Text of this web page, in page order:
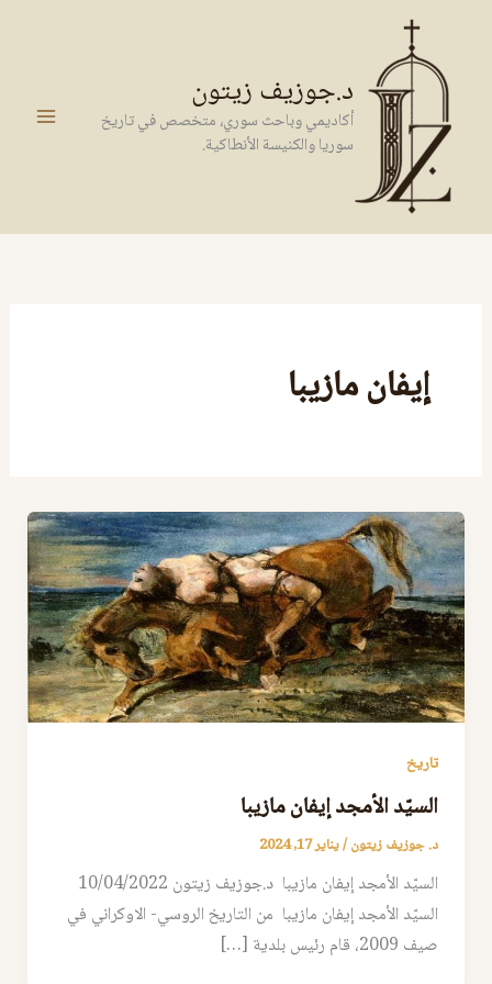
المحتوى
د.جوزيف زيتون
أكاديمي وباحث سوري، متخصص في تاريخ
سوريا والكنيسة الأنطاكية.
إيفان مازيبا
تاريخ
السيّد الأمجد إيفان مازيبا
د. جوزيف زيتون/يناير 17, 2024
السيّد الأمجد إيفان مازيبا د.جوزيف زيتون 10/04/2022
السيّد الأمجد إيفان مازيبا من التاريخ الروسي- الاوكراني في
صيف 2009، قام رئيس بلدية […]